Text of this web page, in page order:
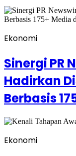
Ekonomi
Sinergi PR
Hadirkan
Berbasis
Ekonomi